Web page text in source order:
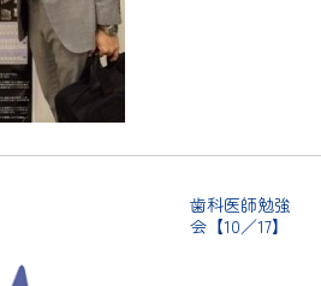
歯科医師勉強
会【10／17】